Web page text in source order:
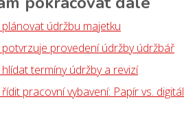
plánovat údržbu majetku
potvrzuje provedení údržby údržbář
hlídat termíny údržby a revizí
řídit pracovní vybavení: Papír vs. digitál